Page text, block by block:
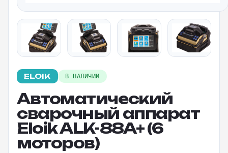
ELOIK В НАЛИЧИИ
Автоматический
сварочный аппарат
Eloik ALK-88A+ (6
моторов)